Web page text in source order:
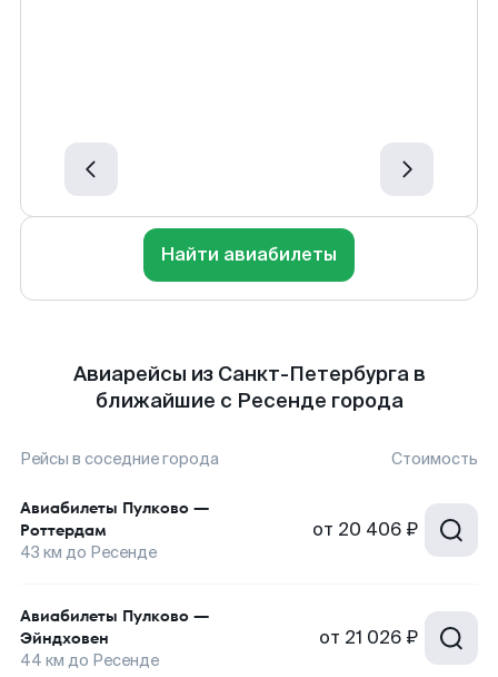
Найти авиабилеты
Авиарейсы из Санкт-Петербурга в
ближайшие с Ресенде города
Рейсы в соседние города Стоимость
Авиабилеты Пулково —
Роттердам
43 км до Ресенде
от 20 406 ₽
Авиабилеты Пулково —
Эйндховен
44 км до Ресенде
от 21 026 ₽